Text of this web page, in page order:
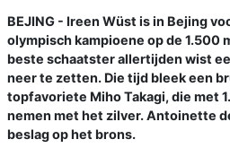
BEJING - Ireen Wüst is in Bejing
olympisch kampioene op de 1.500
beste schaatster allertijden wist
neer te zetten. Die tijd bleek een
topfavoriete Miho Takagi, die met
nemen met het zilver. Antoinette
beslag op het brons.